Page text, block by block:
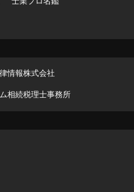
情報株式会社
相続税理士事務所